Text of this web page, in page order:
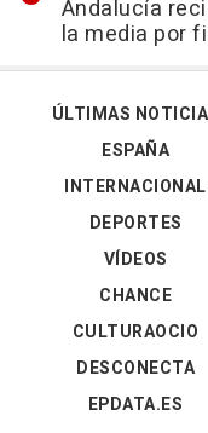
Andalucía
la media por
ÚLTIMAS
ESPAÑA
INTERNACIONAL
DEPORTES
VÍDEOS
CHANCE
CULTURAOCIO
DESCONECTA
EPDATA.ES